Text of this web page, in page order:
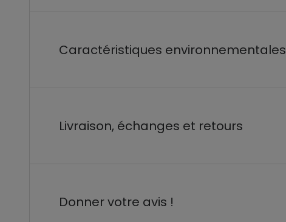
Caractéristiques environnementales
Livraison, échanges et retours
Donner votre avis !